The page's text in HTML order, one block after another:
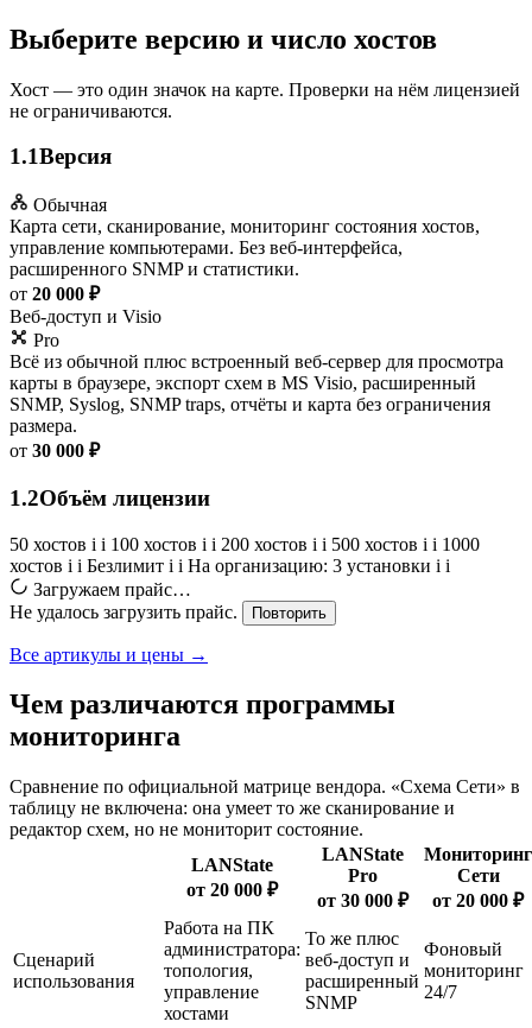
Выберите версию и число хостов
Хост — это один значок на карте. Проверки на нём лицензией
не ограничиваются.
1.1Версия
Обычная
Карта сети, сканирование, мониторинг состояния хостов,
управление компьютерами. Без веб-интерфейса,
расширенного SNMP и статистики.
от 20 000 ₽
Веб-доступ и Visio
Pro
Всё из обычной плюс встроенный веб-сервер для просмотра
карты в браузере, экспорт схем в MS Visio, расширенный
SNMP, Syslog, SNMP traps, отчёты и карта без ограничения
размера.
от 30 000 ₽
1.2Объём лицензии
50 хостов i i 100 хостов i i 200 хостов i i 500 хостов i i 1000
хостов i i Безлимит i i На организацию: 3 установки i i
Загружаем прайс…
Не удалось загрузить прайс.
Повторить
Все артикулы и цены →
Чем различаются программы
мониторинга
Сравнение по официальной матрице вендора. «Схема Сети» в
таблицу не включена: она умеет то же сканирование и
редактор схем, но не мониторит состояние.
LANState
от 20 000 ₽
LANState
Pro
от 30 000 ₽
Мониторинг
Сети
от 20 000 ₽
Сценарий
использования
Работа на ПК
администратора:
топология,
управление
хостами
То же плюс
веб-доступ и
расширенный
SNMP
Фоновый
мониторинг
24/7